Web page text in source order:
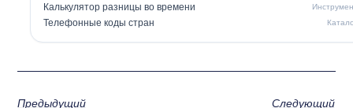
Калькулятор разницы во времени
Телефонные коды стран
Предыдущий Следующий